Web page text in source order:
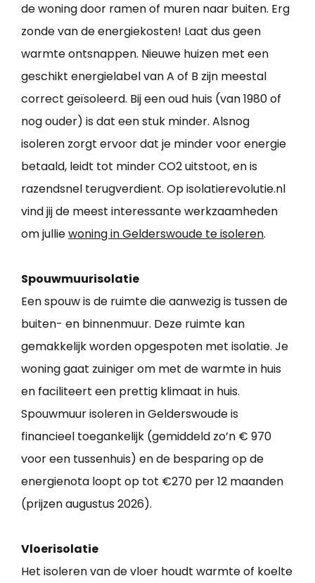
de woning door ramen of muren naar buiten. Erg
zonde van de energiekosten! Laat dus geen
warmte ontsnappen. Nieuwe huizen met een
geschikt energielabel van A of B zijn meestal
correct geïsoleerd. Bij een oud huis (van 1980 of
nog ouder) is dat een stuk minder. Alsnog
isoleren zorgt ervoor dat je minder voor energie
betaald, leidt tot minder CO2 uitstoot, en is
razendsnel terugverdient. Op isolatierevolutie.nl
vind jij de meest interessante werkzaamheden
om julliewoning in Gelderswoude te isoleren.
Spouwmuurisolatie
Een spouw is de ruimte die aanwezig is tussen de
buiten- en binnenmuur. Deze ruimte kan
gemakkelijk worden opgespoten met isolatie. Je
woning gaat zuiniger om met de warmte in huis
en faciliteert een prettig klimaat in huis.
Spouwmuur isoleren in Gelderswoude is
financieel toegankelijk (gemiddeld zo’n € 970
voor een tussenhuis) en de besparing op de
energienota loopt op tot €270 per 12 maanden
(prijzen augustus 2026).
Vloerisolatie
Het isoleren van de vloer houdt warmte of koelte